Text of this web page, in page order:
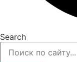
Search